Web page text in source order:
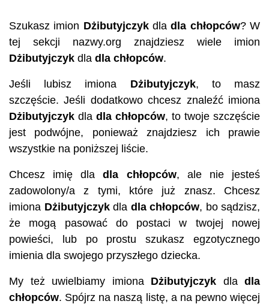
Szukasz imion Dżibutyjczykdladla chłopców? W
tej sekcji nazwy.org znajdziesz wiele imion
Dżibutyjczyk dla dla chłopców.
Jeśli lubisz imiona Dżibutyjczyk, to masz
szczęście. Jeśli dodatkowo chcesz znaleźć imiona
Dżibutyjczyk dla dla chłopców, to twoje szczęście
jest podwójne, ponieważ znajdziesz ich prawie
wszystkie na poniższej liście.
Chcesz imię dladla chłopców, ale nie jesteś
zadowolony/a z tymi, które już znasz. Chcesz
imiona Dżibutyjczykdla dla chłopców, bo sądzisz,
że mogą pasować do postaci w twojej nowej
powieści, lub po prostu szukasz egzotycznego
imienia dla swojego przyszłego dziecka.
My też uwielbiamy imiona Dżibutyjczyk dla dla
chłopców. Spójrz na naszą listę, a na pewno więcej